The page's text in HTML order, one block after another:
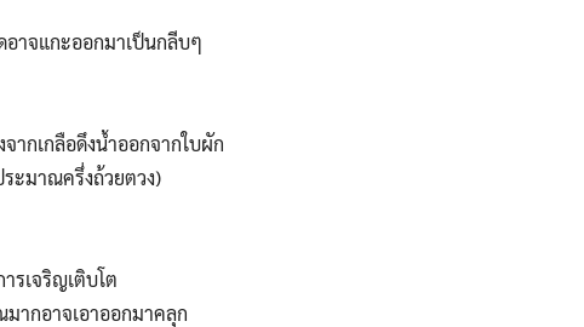
อาจแกะออกมาเป็นกลีบๆ
ากเกลือดึงน้ำออกจากใบผัก
ระมาณครึ่งถ้วยตวง)
รเจริญเติบโต
ากอาจเอาออกมาคลุก